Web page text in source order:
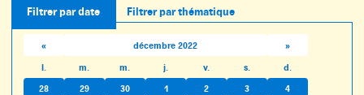
Filtrer par date Filtrer par thématique
« décembre 2022
»
l.
m. m. j. v. s.
d.
28
29 30 1 2 3
4